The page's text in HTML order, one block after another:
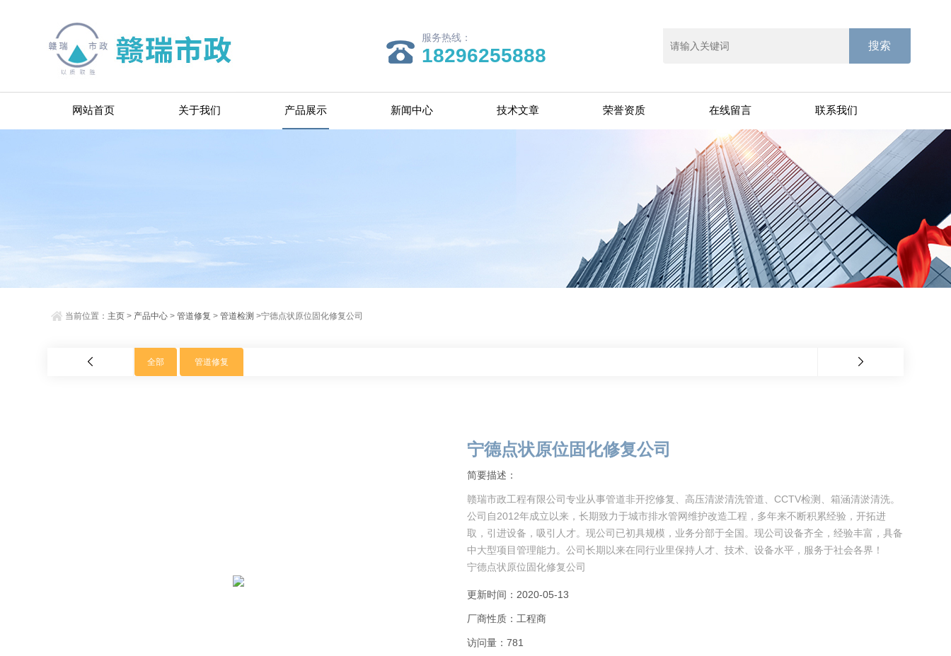
服务热线：
18296255888
网站首页 关于我们 产品展示 新闻中心 技术文章 荣誉资质 在线留言 联系我们
当前位置： 主页 > 产品中心 >管道修复 >管道检测 >宁德点状原位固化修复公司
全部 管道修复
宁德点状原位固化修复公司
简要描述：
赣瑞市政工程有限公司专业从事管道非开挖修复、高压清淤清洗管道、CCTV检测、箱涵清淤清洗。
公司自2012年成立以来，长期致力于城市排水管网维护改造工程，多年来不断积累经验，开拓进
取，引进设备，吸引人才。现公司已初具规模，业务分部于全国。现公司设备齐全，经验丰富，具备
中大型项目管理能力。公司长期以来在同行业里保持人才、技术、设备水平，服务于社会各界！
宁德点状原位固化修复公司
更新时间：2020-05-13
厂商性质：工程商
访问量：781